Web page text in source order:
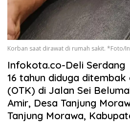
Korban saat dirawat di rumah sakit. *Foto/
Infokota.co-Deli
16 tahun diduga
(OTK) di Jalan Sei
Amir, Desa Tanjung
Tanjung Morawa,